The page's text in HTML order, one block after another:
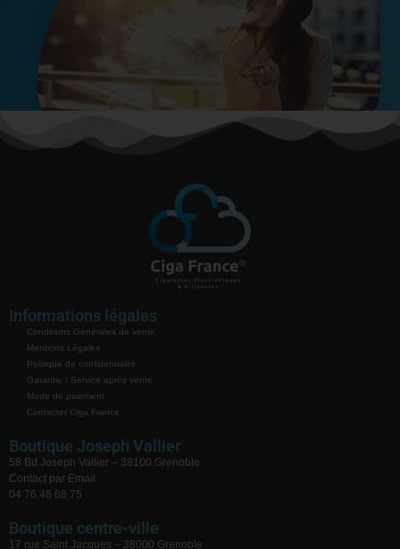
Informations légales
Conditions Générales de vente
Mentions Légales
Politique de confidentialité
Garantie / Service après vente
Mode de paiement
Contacter Ciga France
Boutique Joseph Vallier
58 Bd Joseph Vallier – 38100 Grenoble
Contact par Email
04 76 48 68 75
Boutique centre-ville
17 rue Saint Jacques – 38000 Grenoble